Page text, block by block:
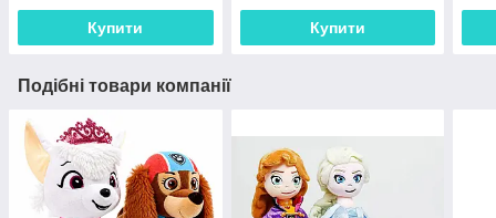
Купити Купити
Подібні товари компанії